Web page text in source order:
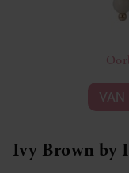
Ivy Brown by